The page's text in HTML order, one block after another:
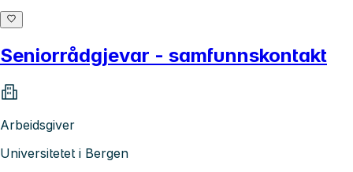
Seniorrådgjevar - samfunnskontakt
Arbeidsgiver
Universitetet i Bergen